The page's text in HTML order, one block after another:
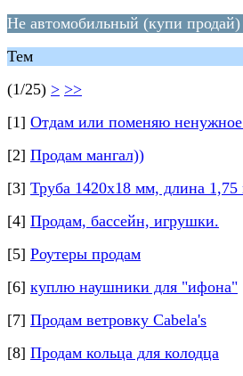
Не автомобильный (купи продай)
Тем
(1/25) > >>
[1] Отдам или поменяю
[2] Продам мангал))
[3] Труба 1420х18 мм, длина
[4] Продам, бассейн, игрушки.
[5] Роутеры продам
[6] куплю наушники для "ифона"
[7] Продам ветровку Cabela's
[8] Продам кольца для колодца